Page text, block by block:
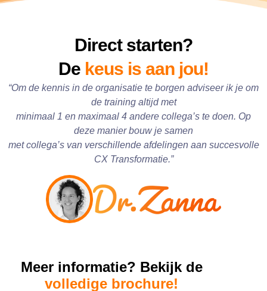
Direct starten?
De keus is aan jou!
“Om de kennis in de organisatie te borgen adviseer ik je om
de training altijd met
minimaal 1 en maximaal 4 andere collega’s te doen. Op
deze manier bouw je samen
met collega’s van verschillende afdelingen aan succesvolle
CX Transformatie.”
Meer informatie? Bekijk de
volledige brochure!